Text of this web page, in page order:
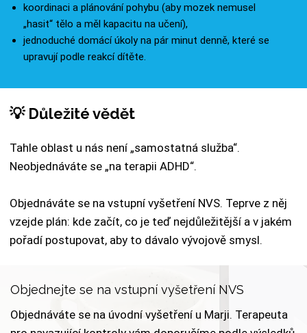
koordinaci a plánování pohybu (aby mozek nemusel
„hasit“ tělo a měl kapacitu na učení),
jednoduché domácí úkoly na pár minut denně, které se
upravují podle reakcí dítěte.
💡 Důležité vědět
Tahle oblast u nás není „samostatná služba“.
Neobjednáváte se „na terapii ADHD“.
Objednáváte se na vstupní vyšetření NVS. Teprve z něj
vzejde plán: kde začít, co je teď nejdůležitější a v jakém
pořadí postupovat, aby to dávalo vývojově smysl.
Objednejte se na vstupní vyšetření NVS
Objednáváte se na úvodní vyšetření u Marji. Terapeuta